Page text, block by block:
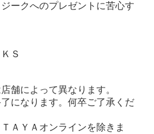
ークへのプレゼントに苦心す
Ｓ
舗によって異なります。
になります。何卒ご了承くだ
ＡＹＡオンラインを除きま